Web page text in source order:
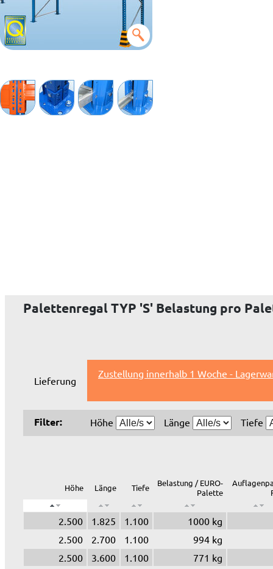
Palettenregal TYP 'S' Belastung pro
Lieferung
Zustellung innerhalb 1 Woche -
Filter: Höhe Länge Tiefe
Höhe Länge Tiefe
Belastung / EURO-
Palette
2.500 1.825 1.100
1000 kg
2.500
2.700 1.100
994 kg
2.500
3.600 1.100
771 kg